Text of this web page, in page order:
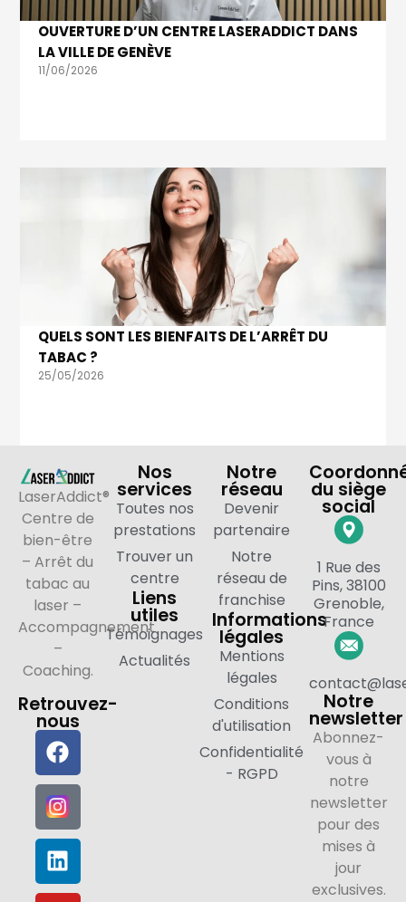
OUVERTURE D’UN CENTRE LASERADDICT DANS
LA VILLE DE GENÈVE
11/06/2026
QUELS SONT LES BIENFAITS DE L’ARRÊT DU
TABAC ?
25/05/2026
LaserAddict®
Centre de
bien-être
– Arrêt du
tabac au
laser –
Accompagnement
–
Coaching.
Retrouvez-
nous
Nos
services
Toutes nos
prestations
Trouver un
centre
Liens
utiles
Témoignages
Actualités
Notre
réseau
Devenir
partenaire
Notre
réseau de
franchise
Informations
légales
Mentions
légales
Conditions
d'utilisation
Confidentialité
- RGPD
du siège
social
1 Rue des
Pins, 38100
Grenoble,
France
Notre
newsletter
Abonnez-
vous à
notre
newsletter
pour des
mises à
jour
exclusives.